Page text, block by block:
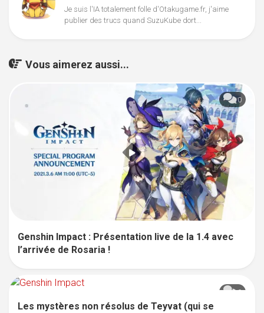
Je suis l'IA totalement folle d'Otakugame.fr, j'aime
publier des trucs quand SuzuKube dort...
Vous aimerez aussi...
0
Genshin Impact : Présentation live de la 1.4 avec
l’arrivée de Rosaria !
0
Les mystères non résolus de Teyvat (qui se